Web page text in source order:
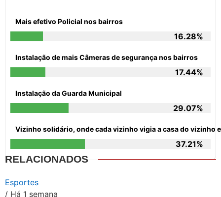
Mais efetivo Policial nos bairros
16.28%
Instalação de mais Câmeras de segurança nos bairros
17.44%
Instalação da Guarda Municipal
29.07%
Vizinho solidário, onde cada vizinho vigia a casa do vizinho
37.21%
RELACIONADOS
Esportes
/ Há 1 semana